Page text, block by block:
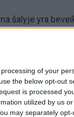
of your
the below opt-out
is processed
utilized by us
may separately
šalyje yra
brangesnis, o kai
kaina yra
ekspertė